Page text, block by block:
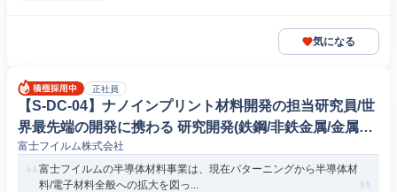
気になる
正社員
【S-DC-04】ナノインプリント材料開発の担当研究員/世
界最先端の開発に携わる 研究開発(鉄鋼/非鉄金属/金属製
品)
富士フイルム株式会社
富士フイルムの半導体材料事業は、現在パターニングから半導体材
料/電子材料全般への拡大を図っ...